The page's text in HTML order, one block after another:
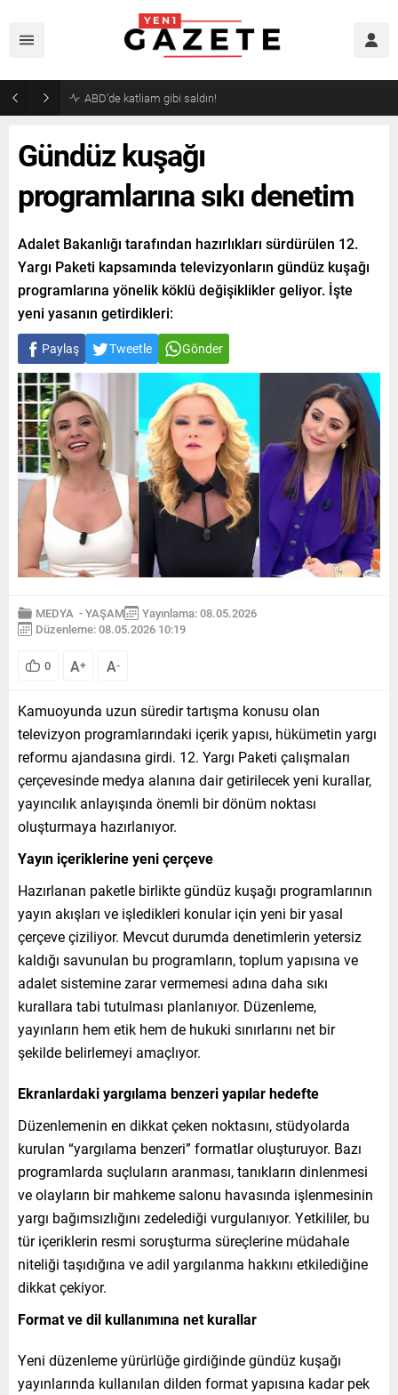
Akaryakıtta indirim bekleyenlere kötü haber!
Gündüz kuşağı
programlarına sıkı denetim
Adalet Bakanlığı tarafından hazırlıkları sürdürülen 12.
Yargı Paketi kapsamında televizyonların gündüz kuşağı
programlarına yönelik köklü değişiklikler geliyor. İşte
yeni yasanın getirdikleri:
Paylaş Tweetle Gönder
MEDYA -YAŞAM
Yayınlama: 08.05.2026
Düzenleme: 08.05.2026 10:19
0 A+ A-
Kamuoyunda uzun süredir tartışma konusu olan
televizyon programlarındaki içerik yapısı, hükümetin yargı
reformu ajandasına girdi. 12. Yargı Paketi çalışmaları
çerçevesinde medya alanına dair getirilecek yeni kurallar,
yayıncılık anlayışında önemli bir dönüm noktası
oluşturmaya hazırlanıyor.
Yayın içeriklerine yeni çerçeve
Hazırlanan paketle birlikte gündüz kuşağı programlarının
yayın akışları ve işledikleri konular için yeni bir yasal
çerçeve çiziliyor. Mevcut durumda denetimlerin yetersiz
kaldığı savunulan bu programların, toplum yapısına ve
adalet sistemine zarar vermemesi adına daha sıkı
kurallara tabi tutulması planlanıyor. Düzenleme,
yayınların hem etik hem de hukuki sınırlarını net bir
şekilde belirlemeyi amaçlıyor.
Ekranlardaki yargılama benzeri yapılar hedefte
Düzenlemenin en dikkat çeken noktasını, stüdyolarda
kurulan “yargılama benzeri” formatlar oluşturuyor. Bazı
programlarda suçluların aranması, tanıkların dinlenmesi
ve olayların bir mahkeme salonu havasında işlenmesinin
yargı bağımsızlığını zedelediği vurgulanıyor. Yetkililer, bu
tür içeriklerin resmi soruşturma süreçlerine müdahale
niteliği taşıdığına ve adil yargılanma hakkını etkilediğine
dikkat çekiyor.
Format ve dil kullanımına net kurallar
Yeni düzenleme yürürlüğe girdiğinde gündüz kuşağı
yayınlarında kullanılan dilden format yapısına kadar pek